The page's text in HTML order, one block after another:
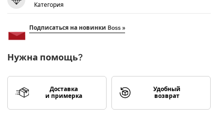
Категория
Подписаться на новинки Boss »
Нужна помощь?
Доставка
и примерка
Удобный
возврат